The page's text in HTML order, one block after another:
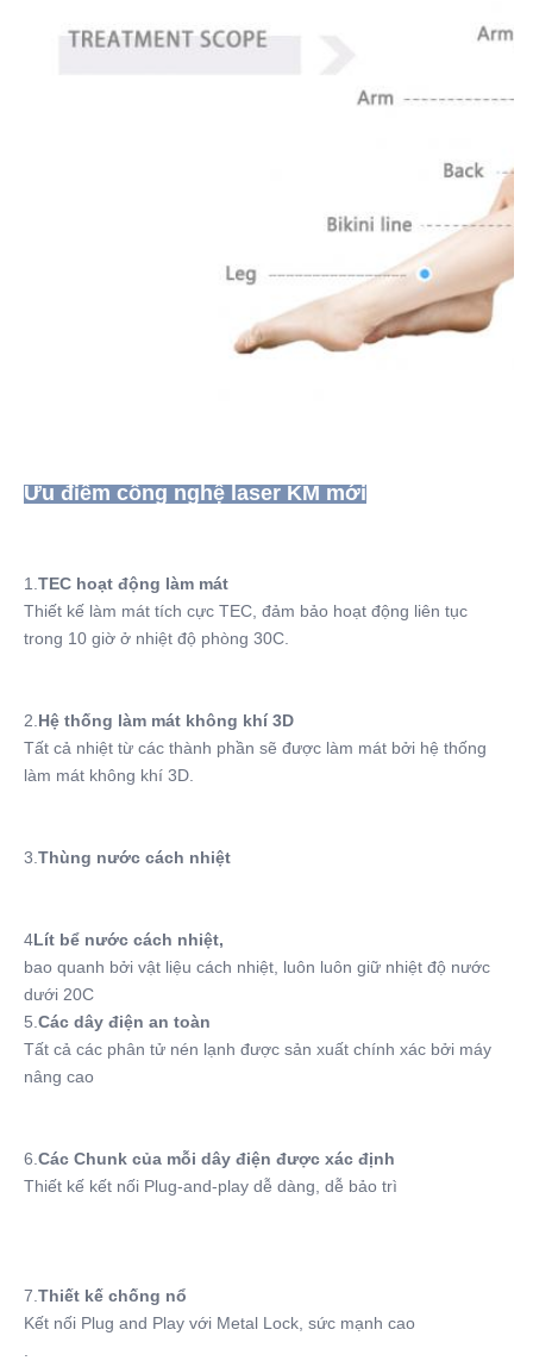
Ưu điểm công nghệ laser KM mới
1.TEC hoạt động làm mát
Thiết kế làm mát tích cực TEC, đảm bảo hoạt động liên tục
trong 10 giờ ở nhiệt độ phòng 30C.
2.Hệ thống làm mát không khí 3D
Tất cả nhiệt từ các thành phần sẽ được làm mát bởi hệ thống
làm mát không khí 3D.
3.Thùng nước cách nhiệt
4Lít bể nước cách nhiệt,
bao quanh bởi vật liệu cách nhiệt, luôn luôn giữ nhiệt độ nước
dưới 20C
5.Các dây điện an toàn
Tất cả các phân tử nén lạnh được sản xuất chính xác bởi máy
nâng cao
6.Các Chunk của mỗi dây điện được xác định
Thiết kế kết nối Plug-and-play dễ dàng, dễ bảo trì
7.Thiết kế chống nổ
Kết nối Plug and Play với Metal Lock, sức mạnh cao
.